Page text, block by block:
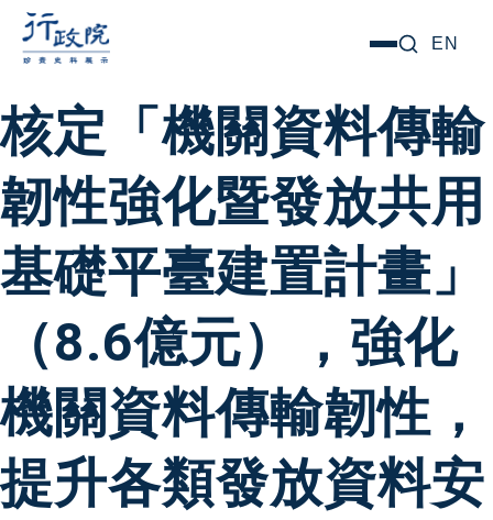
要
內
容
選
EN
核定「機關資料傳輸
韌性強化暨發放共用
基礎平臺建置計畫」
（8.6億元），強化
機關資料傳輸韌性，
提升各類發放資料安